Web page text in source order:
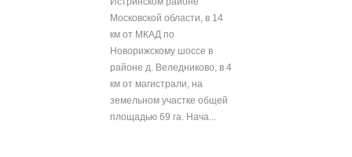
Московской области, в 14
км от МКАД по
Новорижскому шоссе в
районе д. Веледниково, в 4
км от магистрали, на
земельном участке общей
площадью 69 га. Нача...